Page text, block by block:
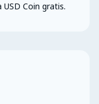
Coin gratis.